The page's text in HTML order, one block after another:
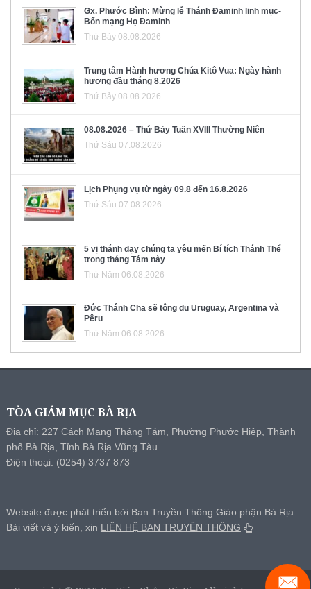
Gx. Phước Bình: Mừng lễ Thánh Đaminh linh mục-
Bổn mạng Họ Đaminh
Thứ Bảy 08.08.2026
Trung tâm Hành hương Chúa Kitô Vua: Ngày hành
hương đầu tháng 8.2026
Thứ Bảy 08.08.2026
08.08.2026 – Thứ Bảy Tuần XVIII Thường Niên
Thứ Sáu 07.08.2026
Lịch Phụng vụ từ ngày 09.8 đến 16.8.2026
Thứ Sáu 07.08.2026
5 vị thánh dạy chúng ta yêu mến Bí tích Thánh Thể
trong tháng Tám này
Thứ Năm 06.08.2026
Đức Thánh Cha sẽ tông du Uruguay, Argentina và
Pêru
Thứ Năm 06.08.2026
TÒA GIÁM MỤC BÀ RỊA
Địa chỉ: 227 Cách Mạng Tháng Tám, Phường Phước Hiệp, Thành
phố Bà Rịa, Tỉnh Bà Rịa Vũng Tàu.
Điện thoại: (0254) 3737 873
Website được phát triển bởi Ban Truyền Thông Giáo phận Bà Rịa.
Bài viết và ý kiến, xin LIÊN HỆ BAN TRUYỀN THÔNG